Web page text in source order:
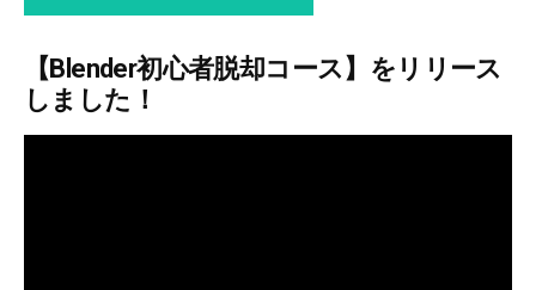
Blender初心者脱却コース
【Blender初心者脱却コース】をリリース
しました！